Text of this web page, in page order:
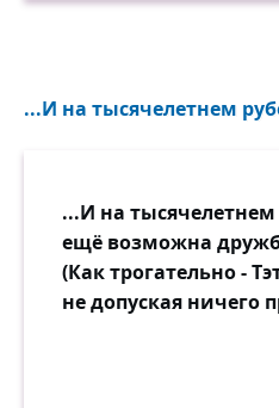
...И на тысячелетнем
...И на
ещё возможна
(Как трогательно -
не допуская ничего